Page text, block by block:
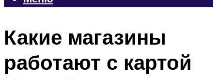
Какие магазины
работают с картой